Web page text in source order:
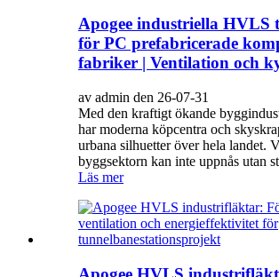
Apogee industriella HVLS
för PC prefabricerade
fabriker | Ventilation och
av admin den 26-07-31
Med den kraftigt ökande
har moderna köpcentra och
urbana silhuetter över hela landet.
byggsektorn kan inte uppnås utan
Läs mer